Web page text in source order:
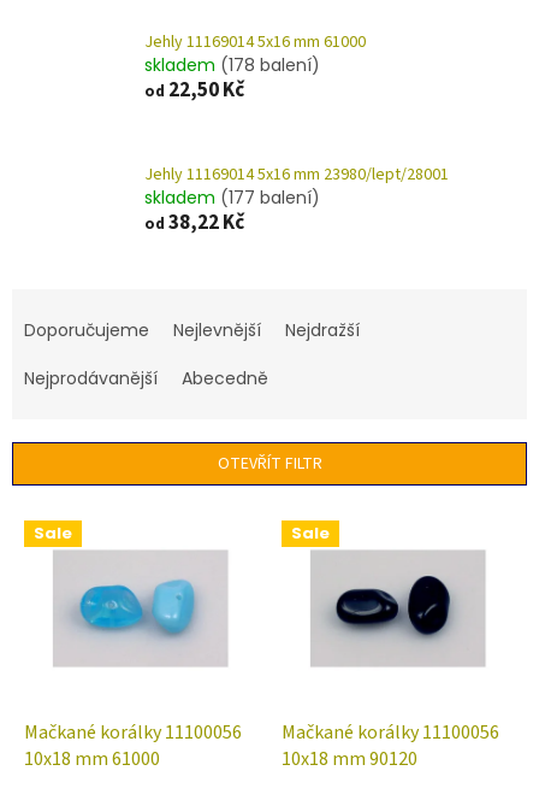
Jehly 11169014 5x16 mm 61000
skladem (178 balení)
od 22,50 Kč
Jehly 11169014 5x16 mm 23980/lept/28001
skladem (177 balení)
od 38,22 Kč
í
r
Doporučujeme Nejlevnější
Nejdražší
Nejprodávanější
Abecedně
OTEVŘÍT FILTR
Sale
Mačkané korálky 11100056
10x18 mm 61000
Sale
Mačkané korálky 11100056
10x18 mm 90120